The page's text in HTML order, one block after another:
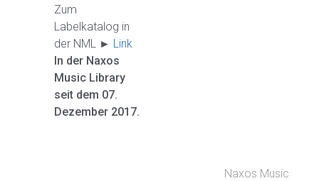
Zum
Labelkatalog in
der NML ► Link
In der Naxos
Music Library
seit dem 07.
Dezember 2017.
Naxos Music